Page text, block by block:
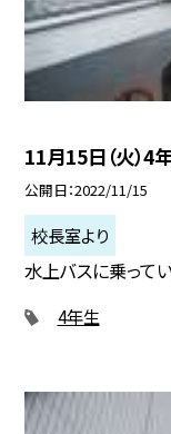
11月15日（火）4
公開日 2022/11/15
校長室より
水上バスに乗ってい
4年生